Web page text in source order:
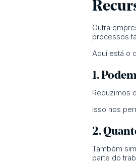
Outra
processos
Aqui está o
1.
Reduzimos
Isso nos
2.
Também
parte do